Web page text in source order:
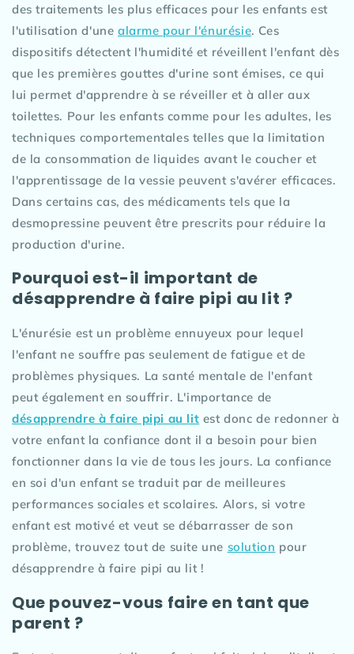
des traitements les plus efficaces pour les enfants est
l'utilisation d'une alarme pour l'énurésie. Ces
dispositifs détectent l'humidité et réveillent l'enfant dès
que les premières gouttes d'urine sont émises, ce qui
lui permet d'apprendre à se réveiller et à aller aux
toilettes. Pour les enfants comme pour les adultes, les
techniques comportementales telles que la limitation
de la consommation de liquides avant le coucher et
l'apprentissage de la vessie peuvent s'avérer efficaces.
Dans certains cas, des médicaments tels que la
desmopressine peuvent être prescrits pour réduire la
production d'urine.
Pourquoi est-il important de
désapprendre à faire pipi au lit ?
L'énurésie est un problème ennuyeux pour lequel
l'enfant ne souffre pas seulement de fatigue et de
problèmes physiques. La santé mentale de l'enfant
peut également en souffrir. L'importance de
désapprendre à faire pipi au lit est donc de redonner à
votre enfant la confiance dont il a besoin pour bien
fonctionner dans la vie de tous les jours. La confiance
en soi d'un enfant se traduit par de meilleures
performances sociales et scolaires. Alors, si votre
enfant est motivé et veut se débarrasser de son
problème, trouvez tout de suite une solution pour
désapprendre à faire pipi au lit !
Que pouvez-vous faire en tant que
parent ?